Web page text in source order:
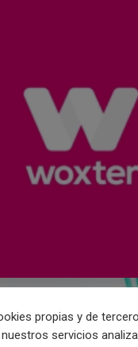
propias y de
servicios